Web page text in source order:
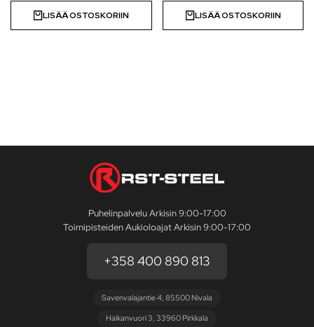
LISÄÄ OSTOSKORIIN LISÄÄ OSTOSKORIIN
Puhelinpalvelu Arkisin 9:00-17:00
Toimipisteiden Aukioloajat Arkisin 9:00-17:00
+358 400 890 813
Savenvalajantie 4, 85500 Nivala
Haikanvuori 3, 33960 Pirkkala